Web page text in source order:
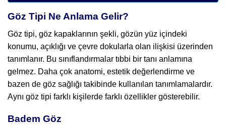
Göz Tipi Ne Anlama Gelir?
Göz tipi, göz kapaklarının şekli, gözün yüz içindeki
konumu, açıklığı ve çevre dokularla olan ilişkisi üzerinden
tanımlanır. Bu sınıflandırmalar tıbbi bir tanı anlamına
gelmez. Daha çok anatomi, estetik değerlendirme ve
bazen de göz sağlığı takibinde kullanılan tanımlamalardır.
Aynı göz tipi farklı kişilerde farklı özellikler gösterebilir.
Badem Göz